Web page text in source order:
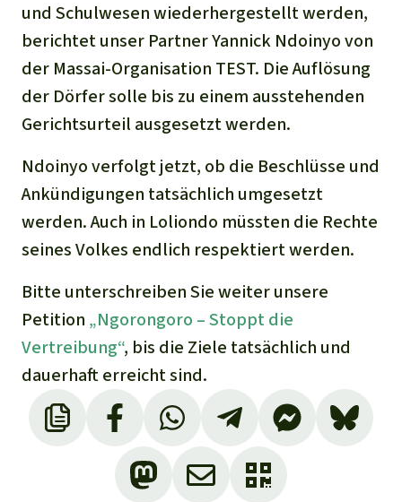
und Schulwesen wiederhergestellt werden,
berichtet unser Partner Yannick Ndoinyo von
der Massai-Organisation TEST. Die Auflösung
der Dörfer solle bis zu einem ausstehenden
Gerichtsurteil ausgesetzt werden.
Ndoinyo verfolgt jetzt, ob die Beschlüsse und
Ankündigungen tatsächlich umgesetzt
werden. Auch in Loliondo müssten die Rechte
seines Volkes endlich respektiert werden.
Bitte unterschreiben Sie weiter unsere
Petition „Ngorongoro – Stoppt die
Vertreibung“, bis die Ziele tatsächlich und
dauerhaft erreicht sind.